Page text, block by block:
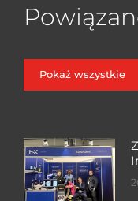
Pokaż wszystkie